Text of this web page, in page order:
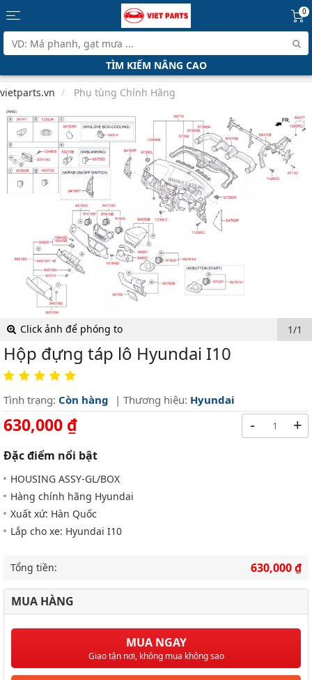
0
TÌM KIẾM NÂNG CAO
vietparts.vn Phụ tùng Chính Hãng
Click ảnh để phóng to 1/1
Hộp đựng táp lô Hyundai I10
Tình trạng: Còn hàng | Thương hiệu: Hyundai
630,000 ₫
Đặc điểm nổi bật
HOUSING ASSY-GL/BOX
Hàng chính hãng Hyundai
Xuất xứ: Hàn Quốc
Lắp cho xe: Hyundai I10
- +
Tổng tiền: 630,000 ₫
MUA HÀNG
MUA NGAY
Giao tận nơi, không mua không sao